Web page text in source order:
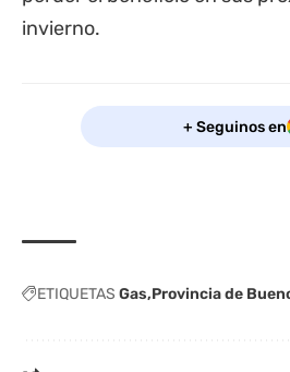
invierno.
+ Seguinos en
ETIQUETAS Gas Provincia de